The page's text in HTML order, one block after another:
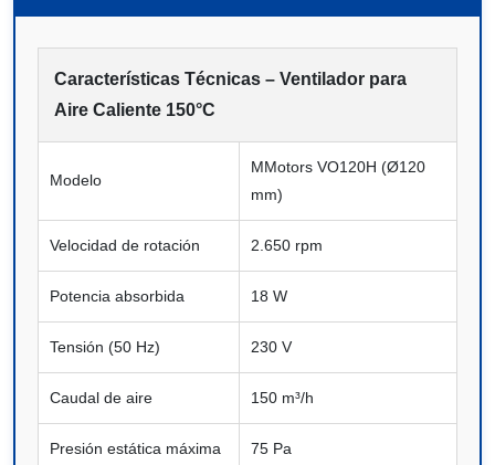
Características Técnicas – Ventilador para
Aire Caliente 150°C
Modelo
MMotors VO120H (Ø120
mm)
Velocidad de rotación 2.650 rpm
Potencia absorbida 18 W
Tensión (50 Hz) 230 V
Caudal de aire 150 m³/h
Presión estática máxima 75 Pa